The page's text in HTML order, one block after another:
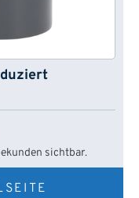
sichtbar.